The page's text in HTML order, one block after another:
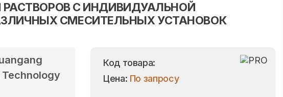
РАСТВОРОВ С ИНДИВИДУАЛЬНОЙ
СМЕСИТЕЛЬНЫХ УСТАНОВОК
Код товара:
Цена: По запросу